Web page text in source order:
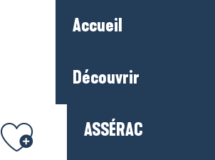
Accueil
Découvrir
ASSÉRAC
Ajouter aux favoris